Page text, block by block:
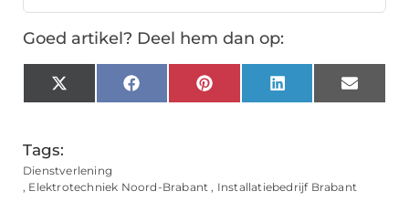
Goed artikel? Deel hem dan op:
X
(Twitter)
FacebookPinterestLinkedInEmail
Tags:
Dienstverlening
, Elektrotechniek Noord-Brabant , Installatiebedrijf Brabant